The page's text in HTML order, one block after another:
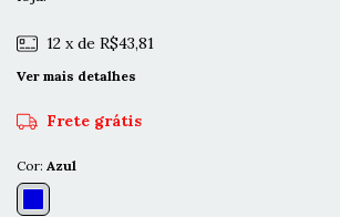
12 x de R$43,81
Ver mais detalhes
Frete grátis
Cor: Azul